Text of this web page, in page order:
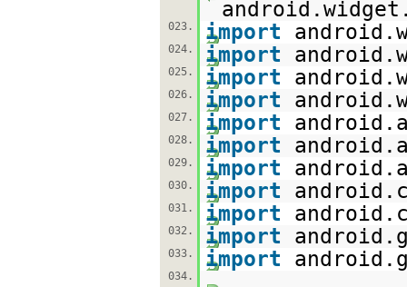
023. import
024. import
025. import
026. import
027. import
028. import
029. import
030. import
031. import
032. import
033. import
034.